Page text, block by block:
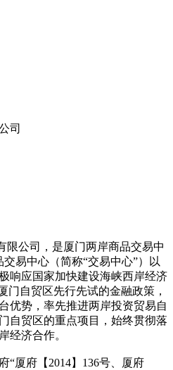
司
公司，是厦门两岸商品交易中
易中心（简称“交易中心”）以
响应国家加快建设海峡西岸经济
门自贸区先行先试的金融政策，
优势，率先推进两岸投资贸易自
自贸区的重点项目，始终贯彻落
经济合作。
府【2014】136号、厦府